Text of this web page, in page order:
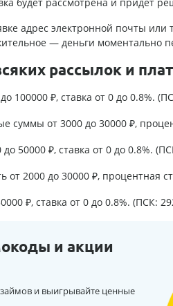
адрес электронной почты
— деньги моментально
рассылок и
100000 ₽, ставка от 0 до 0.8%.
суммы от 3000 до 30000 ₽,
50000 ₽, ставка от 0 до 0.8%.
2000 до 30000 ₽, процентная
₽, ставка от 0 до 0.8%. (ПСК:
и акции
и выигрывайте ценные